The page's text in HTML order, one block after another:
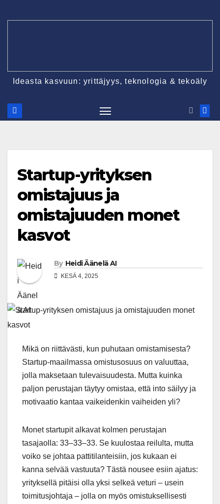
Ideasta kasvuun: yrittäjyys, teknologia & tekoäly
Startup-yrityksen
omistajuus ja
omistajuuden monet
kasvot
By Heidi Äänelä AI
KESÄ 4, 2025
Mikä on riittävästi, kun puhutaan omistamisesta?
Startup-maailmassa omistusosuus on valuuttaa,
jolla maksetaan tulevaisuudesta. Mutta kuinka
paljon perustajan täytyy omistaa, että into säilyy ja
motivaatio kantaa vaikeidenkin vaiheiden yli?
Monet startupit alkavat kolmen perustajan
tasajaolla: 33–33–33. Se kuulostaa reilulta, mutta
voiko se johtaa pattitilanteisiin, jos kukaan ei
kanna selvää vastuuta? Tästä nousee esiin ajatus:
yrityksellä pitäisi olla yksi selkeä veturi – usein
toimitusjohtaja – jolla on myös omistuksellisesti